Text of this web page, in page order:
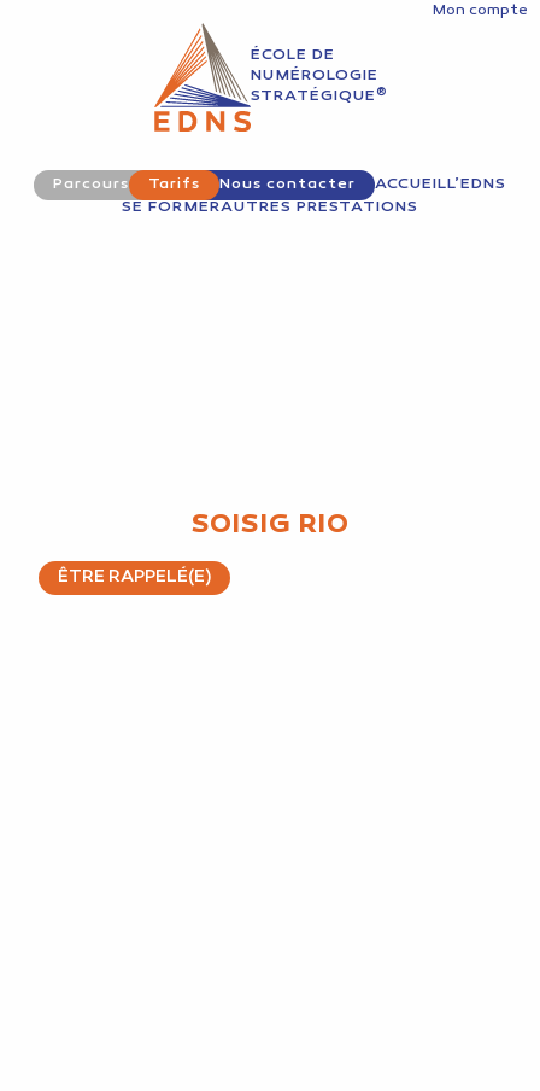
Mon compte
ÉCOLE DE
NUMÉROLOGIE
STRATÉGIQUE®
Parcours Tarifs Nous contacter ACCUEILL’EDNS
SE FORMERAUTRES PRESTATIONS
SOISIG RIO
ÊTRE RAPPELÉ(E)